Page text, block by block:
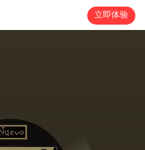
立即体验